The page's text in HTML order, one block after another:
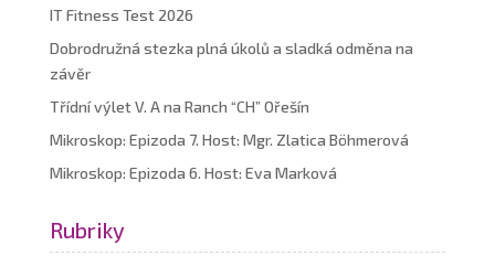
IT Fitness Test 2026
Dobrodružná stezka plná úkolů a sladká odměna na
závěr
Třídní výlet V. A na Ranch “CH” Ořešín
Mikroskop: Epizoda 7. Host: Mgr. Zlatica Böhmerová
Mikroskop: Epizoda 6. Host: Eva Marková
Rubriky